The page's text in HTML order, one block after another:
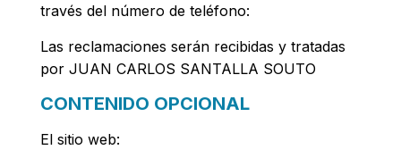
través del número de teléfono:
Las reclamaciones serán recibidas y tratadas
por JUAN CARLOS SANTALLA SOUTO
CONTENIDO OPCIONAL
El sitio web: